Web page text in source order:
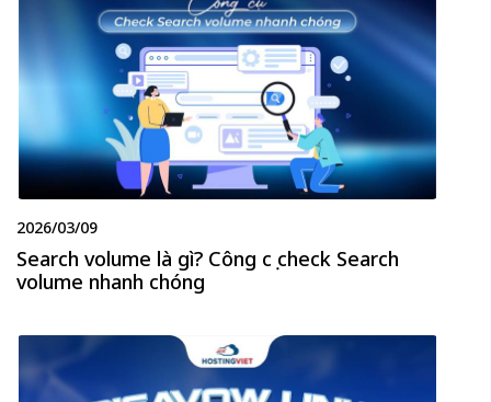
2026/03/09
Search volume là gì? Công cụ check Search
volume nhanh chóng